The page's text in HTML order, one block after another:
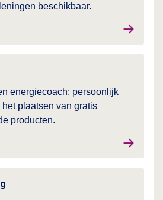
beschikbaar.
energiecoach: persoonlijk
plaatsen van gratis
producten.